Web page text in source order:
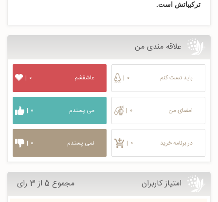
ترکیباتش است.
علاقه مندی من
باید تست کنم | ۰
امضای من | ۰
در برنامه خرید | ۰
عاشقشم | ۰
می پسندم | ۰
نمی پسندم | ۰
امتیاز کاربران مجموع 5 از 3 رای